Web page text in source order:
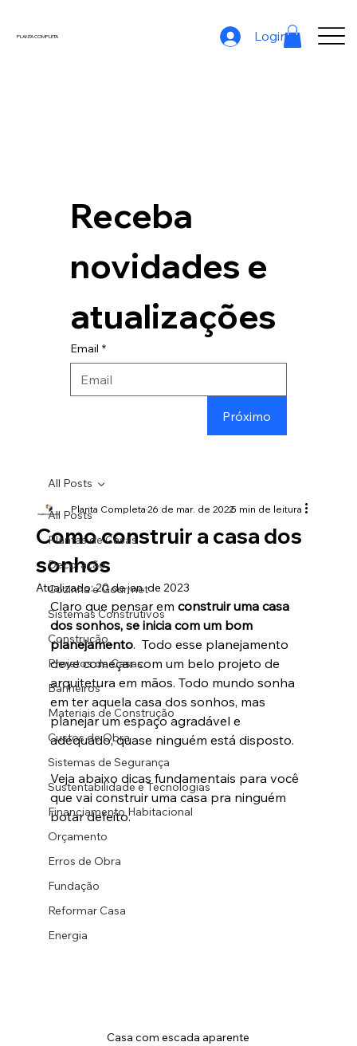
PLANTA COMPLETA Login
Receba
novidades e
atualizações
Email *
Próximo
All Posts
Plantas de Casas
Decoração
Cozinha e Gourmet
Sistemas Construtivos
Construção
Projetos de Casas
Banheiros
Materiais de Construção
Custos de Obra
Sistemas de Segurança
Sustentabilidade e Tecnologias
Financiamento Habitacional
Orçamento
Erros de Obra
Fundação
Reformar Casa
Energia
All Posts
Como construir a casa dos
sonhos
Planta Completa26 de mar. de 20225 min de leitura
Atualizado:20 de jan. de 2023
Claro que pensar em construir uma casa
dos sonhos, se inicia com um bom
planejamento.  Todo esse planejamento
deve começar com um belo projeto de
arquitetura em mãos. Todo mundo sonha
em ter aquela casa dos sonhos, mas
planejar um espaço agradável e
adequado, quase ninguém está disposto.
Veja abaixo dicas fundamentais para você
que vai construir uma casa pra ninguém
botar defeito.
Casa com escada aparente